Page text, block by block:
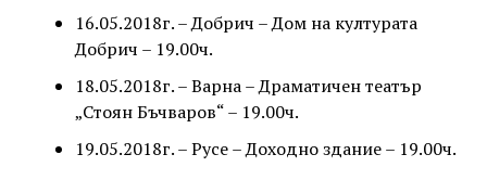
16.05.2018г. – Добрич – Дом на културата
Добрич – 19.00ч.
18.05.2018г. – Варна – Драматичен театър
„Стоян Бъчваров“ – 19.00ч.
19.05.2018г. – Русе – Доходно здание – 19.00ч.